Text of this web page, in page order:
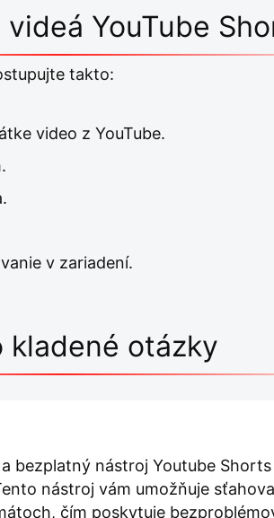
YouTube
takto:
video z YouTube.
v zariadení.
kladené otázky
bezplatný nástroj Youtube
nástroj vám umožňuje
čím poskytuje